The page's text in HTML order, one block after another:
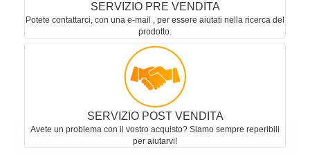
SERVIZIO PRE VENDITA
Potete contattarci, con una e-mail , per essere aiutati nella ricerca del
prodotto.
SERVIZIO POST VENDITA
Avete un problema con il vostro acquisto? Siamo sempre reperibili
per aiutarvi!